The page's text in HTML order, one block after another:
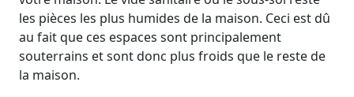
les pièces les plus humides de la maison. Ceci est dû
au fait que ces espaces sont principalement
souterrains et sont donc plus froids que le reste de
la maison.